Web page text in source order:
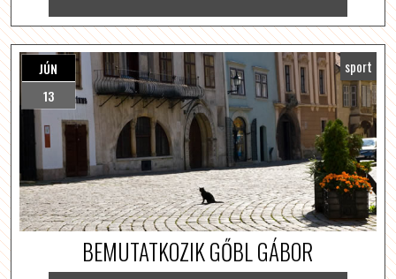
JÚN
13
sport
BEMUTATKOZIK GŐBL GÁBOR